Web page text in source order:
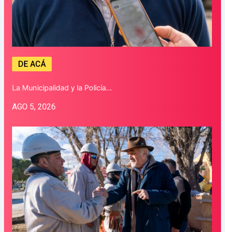
DE ACÁ
La Municipalidad y la Policía…
AGO 5, 2026